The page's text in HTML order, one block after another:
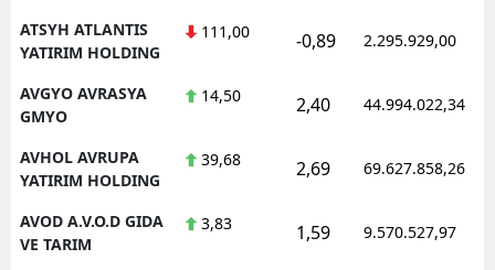
ATSYH ATLANTIS
YATIRIM HOLDING
111,00 -0,89 2.295.929,00
AVGYO AVRASYA
GMYO
14,50 2,40 44.994.022,34
AVHOL AVRUPA
YATIRIM HOLDING
39,68 2,69 69.627.858,26
AVOD A.V.O.D GIDA
VE TARIM
3,83 1,59 9.570.527,97